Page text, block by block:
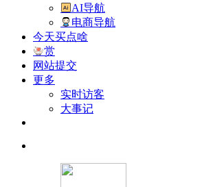
AI导航
电商导航
今天买点啥
赏
网站提交
更多
实时访客
大事记